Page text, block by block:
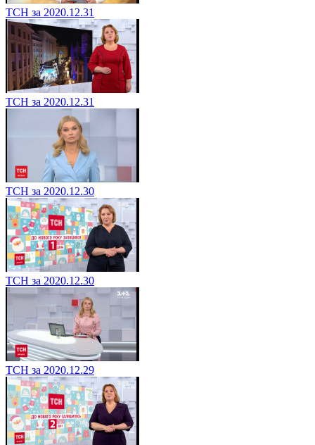
ТСН за 2020.12.31
ТСН за 2020.12.31
ТСН за 2020.12.30
ТСН за 2020.12.30
ТСН за 2020.12.29